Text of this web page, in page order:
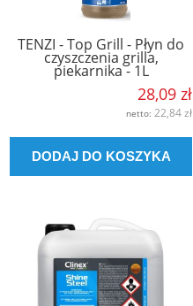
TENZI - Top Grill - Płyn do
czyszczenia grilla,
piekarnika - 1L
28,09 zł
netto: 22,84 zł
DODAJ DO KOSZYKA